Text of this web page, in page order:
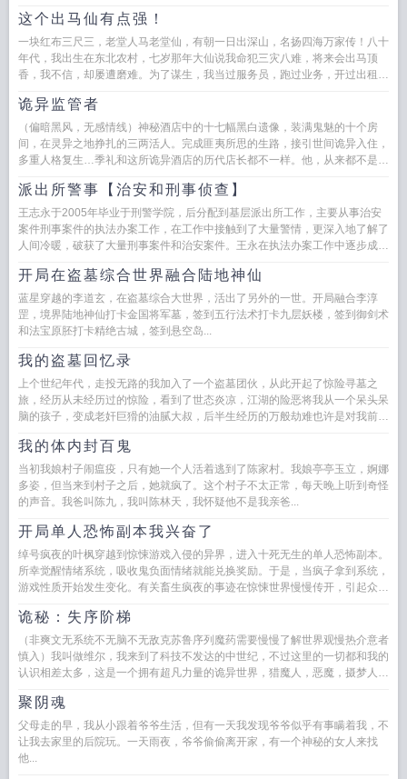
这个出马仙有点强！
一块红布三尺三，老堂人马老堂仙，有朝一日出深山，名扬四海万家传！八十
年代，我出生在东北农村，七岁那年大仙说我命犯三灾八难，将来会出马顶
香，我不信，却屡遭磨难。为了谋生，我当过服务员，跑过业务，开过出租但
诡异监管者
（偏暗黑风，无感情线）神秘酒店中的十七幅黑白遗像，装满鬼魅的十个房
间，在灵异之地挣扎的三两活人。完成匪夷所思的生路，接引世间诡异入住，
多重人格复生…季礼和这所诡异酒店的历代店长都不一样。他，从来都不是个
派出所警事【治安和刑事侦查】
王志永于2005年毕业于刑警学院，后分配到基层派出所工作，主要从事治安
案件刑事案件的执法办案工作，在工作中接触到了大量警情，更深入地了解了
人间冷暖，破获了大量刑事案件和治安案件。王永在执法办案工作中逐步成
开局在盗墓综合世界融合陆地神仙
蓝星穿越的李道玄，在盗墓综合大世界，活出了另外的一世。开局融合李淳
罡，境界陆地神仙打卡金国将军墓，签到五行法术打卡九层妖楼，签到御剑术
和法宝原胚打卡精绝古城，签到悬空岛...
我的盗墓回忆录
上个世纪年代，走投无路的我加入了一个盗墓团伙，从此开起了惊险寻墓之
旅，经历从未经历过的惊险，看到了世态炎凉，江湖的险恶将我从一个呆头呆
脑的孩子，变成老奸巨猾的油腻大叔，后半生经历的万般劫难也许是对我前半
我的体内封百鬼
当初我娘村子闹瘟疫，只有她一个人活着逃到了陈家村。我娘亭亭玉立，婀娜
多姿，但当来到村子之后，她就疯了。这个村子不太正常，每天晚上听到奇怪
的声音。我爸叫陈九，我叫陈林天，我怀疑他不是我亲爸...
开局单人恐怖副本我兴奋了
绰号疯夜的叶枫穿越到惊悚游戏入侵的异界，进入十死无生的单人恐怖副本。
所幸觉醒情绪系统，吸收鬼负面情绪就能兑换奖励。于是，当疯子拿到系统，
游戏性质开始发生变化。有关畜生疯夜的事迹在惊悚世界慢慢传开，引起众鬼
诡秘：失序阶梯
（非爽文无系统不无脑不无敌克苏鲁序列魔药需要慢慢了解世界观慢热介意者
慎入）我叫做维尔，我来到了科技不发达的中世纪，不过这里的一切都和我的
认识相差太多，这是一个拥有超凡力量的诡异世界，猎魔人，恶魔，摄梦人等
聚阴魂
父母走的早，我从小跟着爷爷生活，但有一天我发现爷爷似乎有事瞒着我，不
让我去家里的后院玩。一天雨夜，爷爷偷偷离开家，有一个神秘的女人来找
他...